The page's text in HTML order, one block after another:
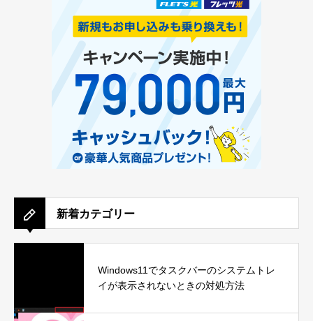
新着カテゴリー
Windows11でタスクバーのシステムトレ
イが表示されないときの対処方法